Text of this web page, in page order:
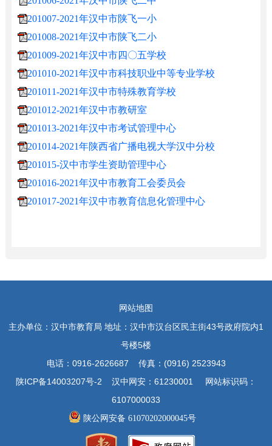
201007-2021年汉中市陕飞一小
201008-2021年汉中市陕飞二小
201009-2021年汉中市四〇五学校
201010-2021年汉中市科技职业中等专业学校
201011-2021年汉中市特殊教育学校
201012-2021年汉中市教研室
201013-2021年汉中市考试管理中心
201014-2021年陕西省广播电视大学汉中分校
201015-汉中市学生资助管理中心
201016-2021年汉中市教育工会委员会
201017-2021年汉中市教育信息化管理中心
网站地图
主办单位：汉中市教育局 地址：汉中市汉台区民主街43号政府院内1
号楼5楼
电话：0916-2626687 传真：(0916) 2523943
陕ICP备14003207号-2 汉中网安：61230001 网站标识码：
6107000033
陕公网安备 61070202000045号